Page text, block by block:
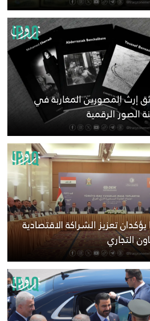
إرث المصورين المغاربة في
الصور الرقمية
يؤكدان تعزيز الشراكة الاقتصادية
التجاري